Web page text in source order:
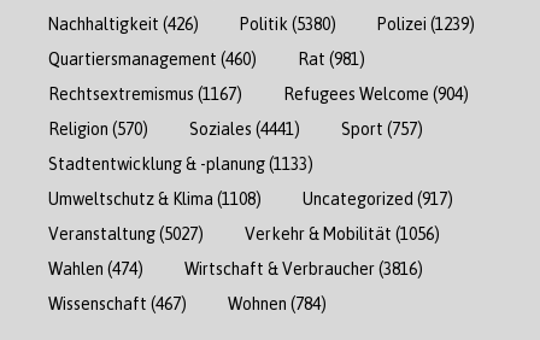
Nachhaltigkeit (426) Politik (5380) Polizei (1239)
Quartiersmanagement (460) Rat (981)
Rechtsextremismus (1167) Refugees Welcome (904)
Religion (570) Soziales (4441) Sport (757)
Stadtentwicklung & -planung(1133)
Umweltschutz & Klima (1108) Uncategorized (917)
Veranstaltung(5027) Verkehr & Mobilität (1056)
Wahlen (474) Wirtschaft & Verbraucher(3816)
Wissenschaft (467) Wohnen (784)